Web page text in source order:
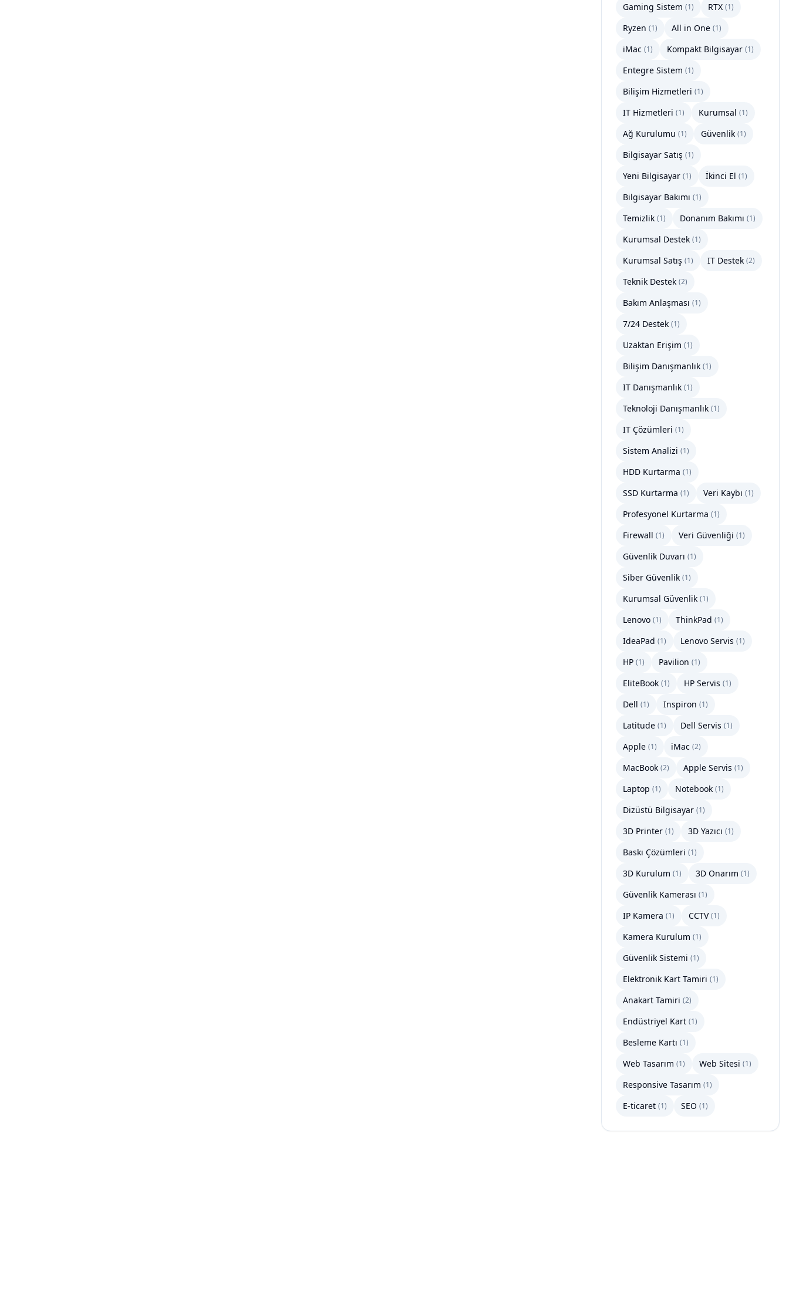
Gaming Sistem (1) RTX (1)
Ryzen (1) All in One (1)
iMac (1) Kompakt Bilgisayar (1)
Entegre Sistem (1)
Bilişim Hizmetleri (1)
IT Hizmetleri (1) Kurumsal (1)
Ağ Kurulumu (1) Güvenlik (1)
Bilgisayar Satış (1)
Yeni Bilgisayar (1) İkinci El (1)
Bilgisayar Bakımı (1)
Temizlik (1) Donanım Bakımı (1)
Kurumsal Destek (1)
Kurumsal Satış (1) IT Destek (2)
Teknik Destek (2)
Bakım Anlaşması (1)
7/24 Destek (1)
Uzaktan Erişim (1)
Bilişim Danışmanlık (1)
IT Danışmanlık (1)
Teknoloji Danışmanlık (1)
IT Çözümleri (1)
Sistem Analizi (1)
HDD Kurtarma (1)
SSD Kurtarma (1) Veri Kaybı (1)
Profesyonel Kurtarma (1)
Firewall (1) Veri Güvenliği (1)
Güvenlik Duvarı (1)
Siber Güvenlik (1)
Kurumsal Güvenlik (1)
Lenovo (1) ThinkPad (1)
IdeaPad (1) Lenovo Servis (1)
HP (1) Pavilion (1)
EliteBook (1) HP Servis (1)
Dell (1) Inspiron (1)
Latitude (1) Dell Servis (1)
Apple (1) iMac (2)
MacBook (2) Apple Servis (1)
Laptop (1) Notebook (1)
Dizüstü Bilgisayar (1)
3D Printer (1) 3D Yazıcı (1)
Baskı Çözümleri (1)
3D Kurulum (1) 3D Onarım (1)
Güvenlik Kamerası (1)
IP Kamera (1) CCTV (1)
Kamera Kurulum (1)
Güvenlik Sistemi (1)
Elektronik Kart Tamiri (1)
Anakart Tamiri (2)
Endüstriyel Kart (1)
Besleme Kartı (1)
Web Tasarım (1) Web Sitesi (1)
Responsive Tasarım (1)
E-ticaret (1) SEO (1)